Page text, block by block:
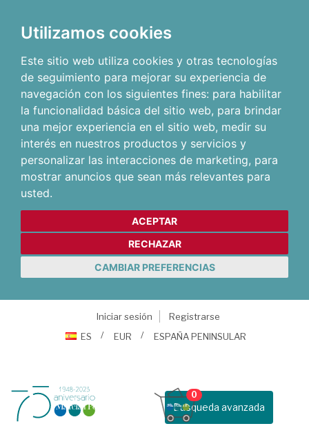
Utilizamos cookies
Este sitio web utiliza cookies y otras tecnologías
de seguimiento para mejorar su experiencia de
navegación con los siguientes fines: para habilitar
la funcionalidad básica del sitio web, para brindar
una mejor experiencia en el sitio web, medir su
interés en nuestros productos y servicios y
personalizar las interacciones de marketing, para
mostrar anuncios que sean más relevantes para
usted.
ACEPTAR
RECHAZAR
CAMBIAR PREFERENCIAS
Iniciar sesión
Registrarse
ES
EUR ESPAÑA PENINSULAR
Busqueda avanzada
0